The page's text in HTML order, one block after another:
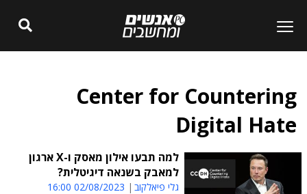
Center for Countering
Digital Hate
למה תבעו אילון מאסק ו-X ארגון
למאבק בשנאה דיגיטלית?
גלי פיאלקוב 02/08/2023 16:00